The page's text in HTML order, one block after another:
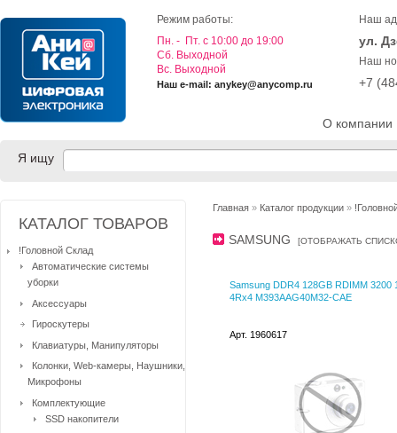
О компании
Режим работы:
Пн. - Пт. с 10:00 до 19:00
Cб. Выходной
Вс. Выходной
Наш e-mail: anykey@anycomp.ru
Наш
ул.
Наш
+7
Я ищу
Главная » Каталог продукции »
SAMSUNG [ОТОБРАЖАТЬ
Samsung DDR4 128GB RDIMM 3200
4Rx4 M393AAG40M32-CAE
Арт. 1960617
КАТАЛОГ ТОВАРОВ
!Головной Склад
Автоматические системы
уборки
Аксессуары
Гироскутеры
Клавиатуры, Манипуляторы
Колонки, Web-камеры, Наушники,
Микрофоны
Комплектующие
SSD накопители